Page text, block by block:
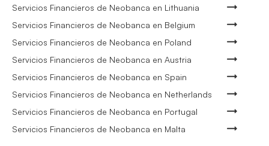
Servicios Financieros de Neobanca en Lithuania
Servicios Financieros de Neobanca en Belgium
Servicios Financieros de Neobanca en Poland
Servicios Financieros de Neobanca en Austria
Servicios Financieros de Neobanca en Spain
Servicios Financieros de Neobanca en Netherlands
Servicios Financieros de Neobanca en Portugal
Servicios Financieros de Neobanca en Malta